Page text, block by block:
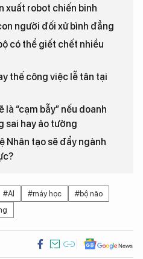
xuất robot chiến binh
người đối xử bình đẳng
có thể giết chết nhiều
thế công việc lễ tân tại
là “cạm bẫy” nếu doanh
sai hay ảo tưởng
Nhân tạo sẽ đẩy ngành
#AI #máy học
#bộ não